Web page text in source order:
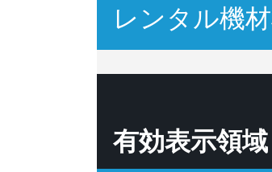
レンタル機
有効表示領